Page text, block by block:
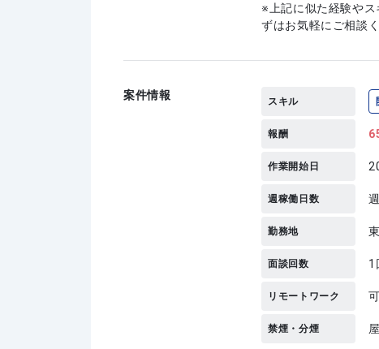
上記に似た経験や
ずはお気軽にご相談
案件情報 スキル
報酬
作業開始日
週稼働日数
勤務地
面談回数 1
リモートワーク 可
禁煙・分煙